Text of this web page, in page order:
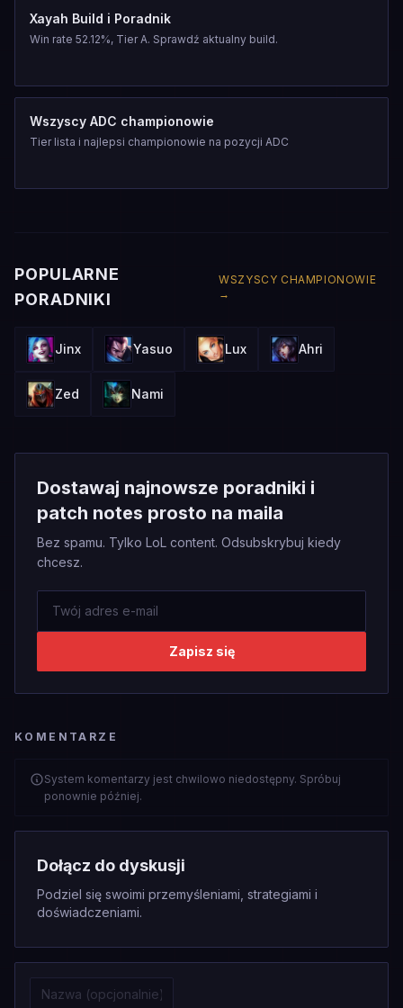
Xayah Build i Poradnik
Win rate 52.12%, Tier A. Sprawdź aktualny build.
Wszyscy ADC championowie
Tier lista i najlepsi championowie na pozycji ADC
POPULARNE
PORADNIKI
WSZYSCY CHAMPIONOWIE
→
Jinx Yasuo Lux Ahri
Zed Nami
Dostawaj najnowsze poradniki i
patch notes prosto na maila
Bez spamu. Tylko LoL content. Odsubskrybuj kiedy
chcesz.
Zapisz się
KOMENTARZE
System komentarzy jest chwilowo niedostępny. Spróbuj
ponownie później.
Dołącz do dyskusji
Podziel się swoimi przemyśleniami, strategiami i
doświadczeniami.